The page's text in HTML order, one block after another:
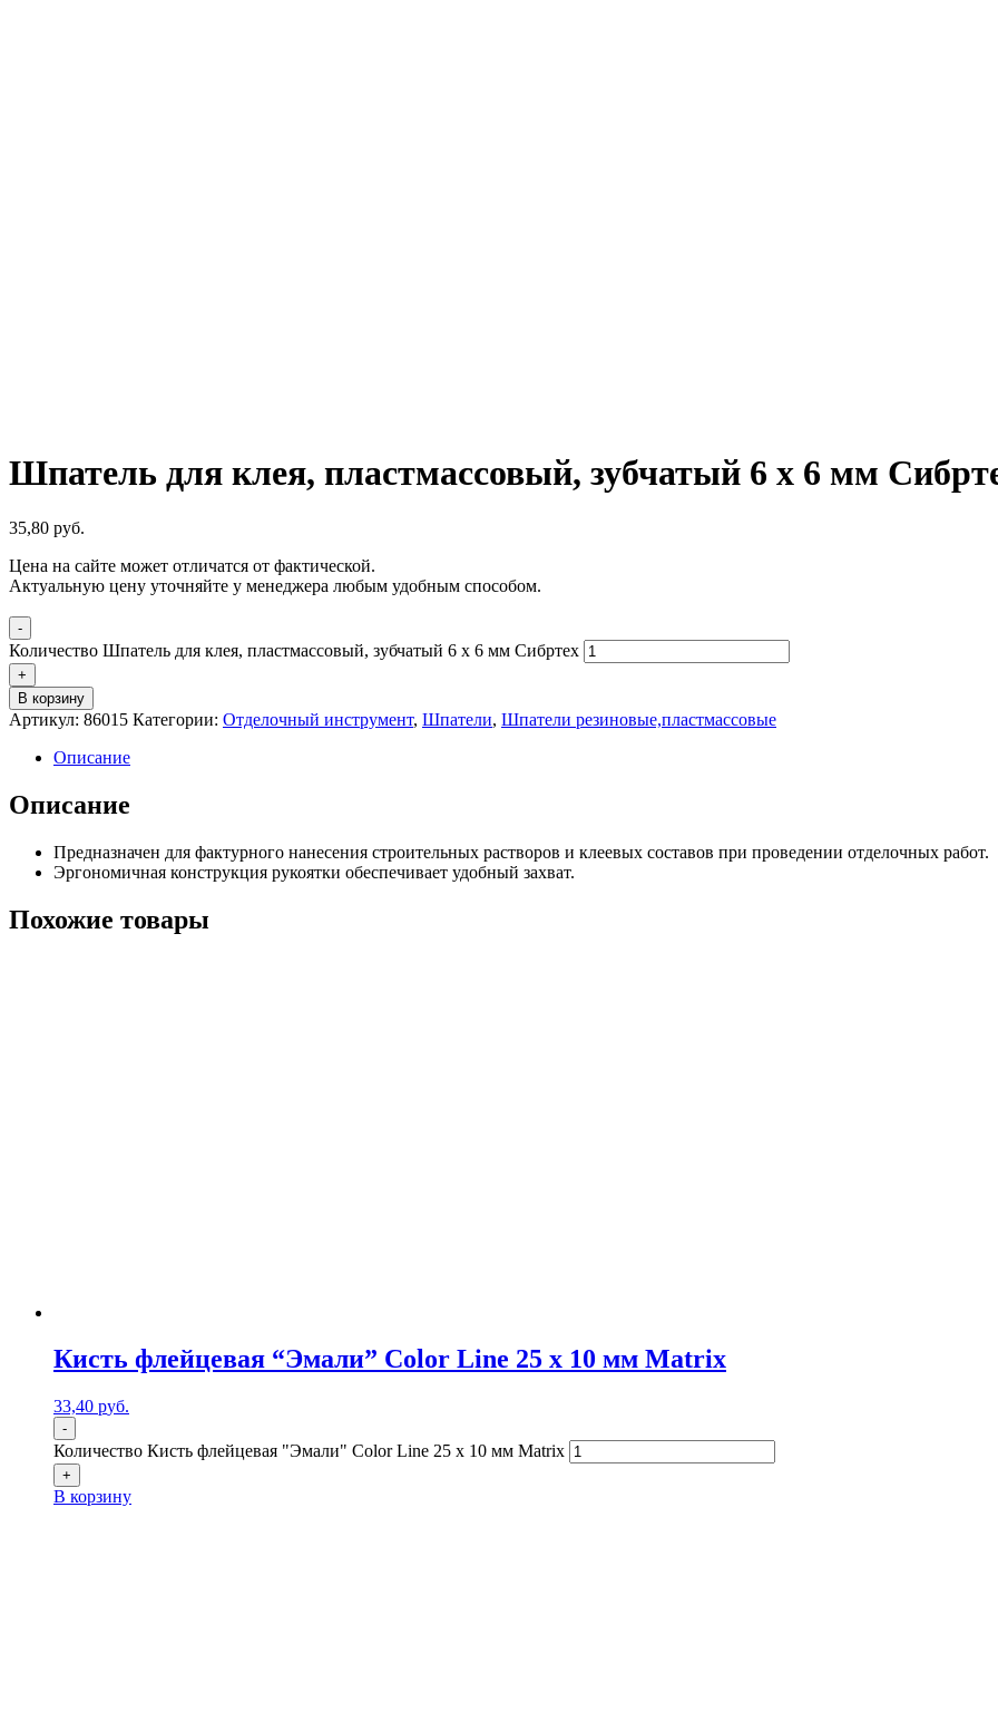
Шпатель для клея, пластмассовый, зубчатый 6 х 6 мм
35,80 руб.
Цена на сайте может отличатся от фактической.
Актуальную цену уточняйте у менеджера любым удобным способом.
-
Количество Шпатель для клея, пластмассовый, зубчатый 6 х 6 мм Сибртех
+
В корзину
Артикул: 86015 Категории: Отделочный инструмент, Шпатели, Шпатели резиновые,пластмассовые
Описание
Описание
Предназначен для фактурного нанесения строительных растворов и клеевых составов при проведении отделочных работ.
Эргономичная конструкция рукоятки обеспечивает удобный захват.
Похожие товары
Кисть флейцевая “Эмали” Color Line 25 х 10 мм Matrix
33,40 руб.
-
Количество Кисть флейцевая "Эмали" Color Line 25 х 10 мм Matrix
+
В корзину